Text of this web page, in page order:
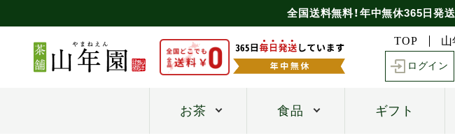
全国送料無料！年中無休365日発
TOP
ログイン
お茶 食品 ギフト